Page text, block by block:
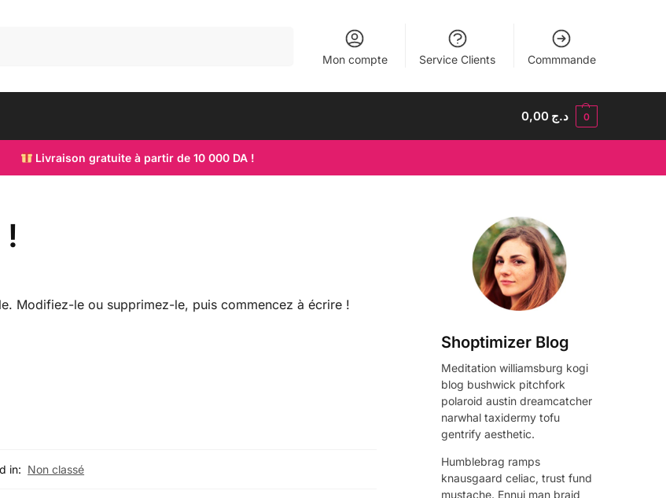
Mon compte Service Clients Commmande
د.ج 0,00 0
Livraison gratuite à partir de 10 000 DA !
Modifiez-le ou supprimez-le, puis commencez à écrire !
in: Non classé
Shoptimizer Blog
Meditation williamsburg kogi
blog bushwick pitchfork
polaroid austin dreamcatcher
narwhal taxidermy tofu
gentrify aesthetic.
Humblebrag ramps
knausgaard celiac, trust fund
mustache. Ennui man braid